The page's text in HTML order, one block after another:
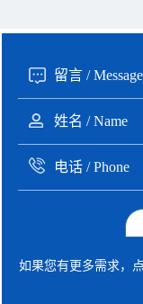
如果您有更多需求，